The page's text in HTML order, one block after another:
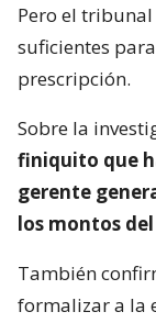
Pero el
suficientes
prescripción.
Sobre la
finiquito que
gerente
los montos
También
formalizar a la